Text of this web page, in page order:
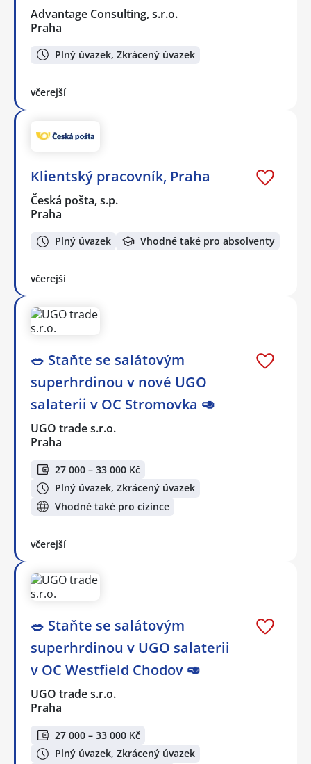
Advantage Consulting, s.r.o.
Praha
Plný úvazek, Zkrácený úvazek
včerejší
Klientský pracovník, Praha
Česká pošta, s.p.
Praha
Plný úvazek Vhodné také pro absolventy
včerejší
🥗 Staňte se salátovým
superhrdinou v nové UGO
salaterii v OC Stromovka 🥑
UGO trade s.r.o.
Praha
27 000 – 33 000 Kč
Plný úvazek, Zkrácený úvazek
Vhodné také pro cizince
včerejší
🥗 Staňte se salátovým
superhrdinou v UGO salaterii
v OC Westfield Chodov 🥑
UGO trade s.r.o.
Praha
27 000 – 33 000 Kč
Plný úvazek, Zkrácený úvazek